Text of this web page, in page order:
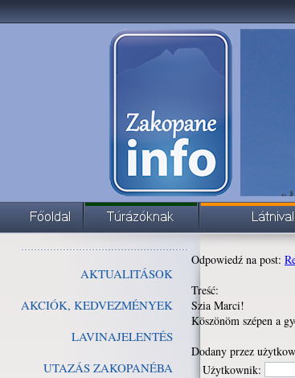
AKTUALITÁSOK
AKCIÓK, KEDVEZMÉNYEK
LAVINAJELENTÉS
UTAZÁS ZAKOPANÉBA
Odpowiedź na post:
Treść:
Szia Marci!
Köszönöm szépen a
Dodany przez
Użytkownik: